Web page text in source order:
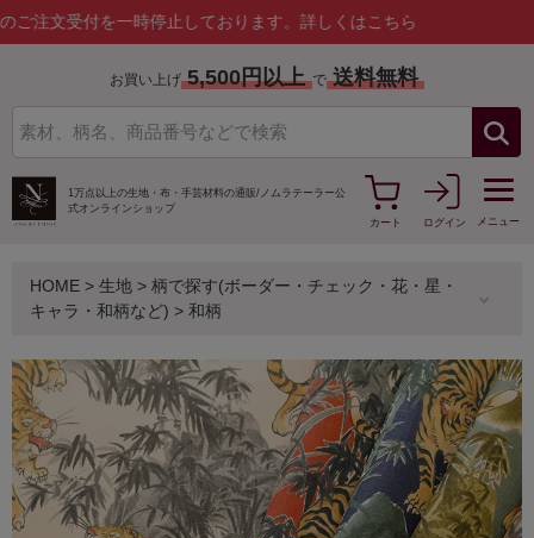
付を一時停止しております。詳しくはこちら
お買い上げ 5,500円以上 で 送料無料
1万点以上の生地・布・手芸材料の通販/ ノムラテーラー公
式オンラインショップ
カート
ログイン メニュー
HOME > 生地 > 柄で探す(ボーダー・チェック・花・星・
キャラ・和柄など) > 和柄